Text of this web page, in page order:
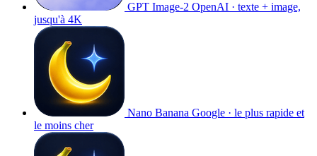
GPT Image-2 OpenAI · texte + image,
jusqu'à 4K
Nano Banana Google · le plus rapide et
le moins cher